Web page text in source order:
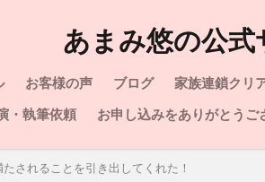
あまみ悠の公式
お客様の声 ブログ 家族連鎖クリ
・執筆依頼
お申し込みをありがとうご
されることを引き出してくれた！